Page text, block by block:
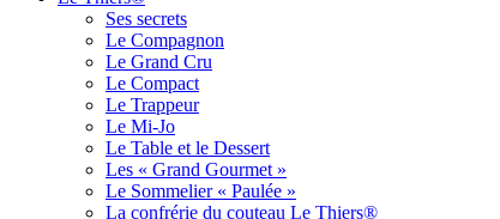
Ses secrets
Le Compagnon
Le Grand Cru
Le Compact
Le Trappeur
Le Mi-Jo
Le Table et le Dessert
Les « Grand Gourmet »
Le Sommelier « Paulée »
La confrérie du couteau Le Thiers®